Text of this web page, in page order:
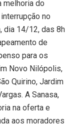
melhoria do
no
dia 14/12, das 8h
de
para os
Novo Nilópolis,
Quirino, Jardim
A Sanasa,
na oferta e
aos moradores